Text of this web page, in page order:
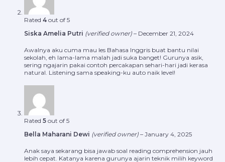
Rated 4 out of 5
Siska Amelia Putri (verified owner) – December 21, 2024
Awalnya aku cuma mau les Bahasa Inggris buat bantu nilai
sekolah, eh lama-lama malah jadi suka banget! Gurunya asik,
sering ngajarin pakai contoh percakapan sehari-hari jadi kerasa
natural. Listening sama speaking-ku auto naik level!
Rated 5 out of 5
Bella Maharani Dewi (verified owner) – January 4, 2025
Anak saya sekarang bisa jawab soal reading comprehension jauh
lebih cepat. Katanya karena gurunya ajarin teknik milih keyword